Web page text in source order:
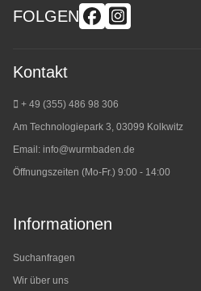
FOLGEN
Kontakt
+ 49 (355) 486 98 306
Am Technologiepark 3, 03099 Kolkwitz
Email: info@wurmbaden.de
Öffnungszeiten (Mo-Fr.) 9:00 - 14:00
Informationen
Suchanfragen
Wir über uns